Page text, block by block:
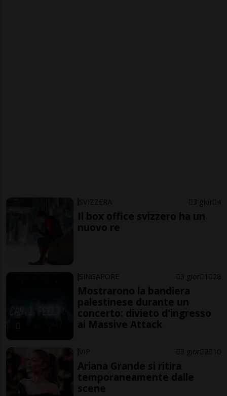
SVIZZERA 3 gior 4
Il box office svizzero ha un
nuovo re
SINGAPORE 3 gior 1 28
Mostrarono la bandiera
palestinese durante un
concerto: divieto d'ingresso
ai Massive Attack
VIP 3 gior 2 10
Ariana Grande si ritira
temporaneamente dalle
scene